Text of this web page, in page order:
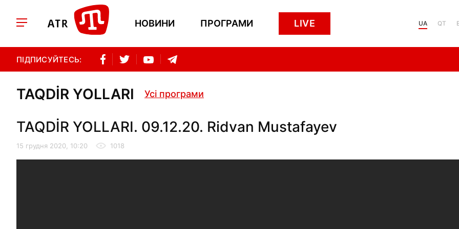
НОВИНИ ПРОГРАМИ LIVE UA QT
ПІДПИСУЙТЕСЬ:
TAQDİR YOLLARI Усі програми
TAQDİR YOLLARI. 09.12.20. Ridvan Mustafayev
15 грудня 2020, 10:20 1018